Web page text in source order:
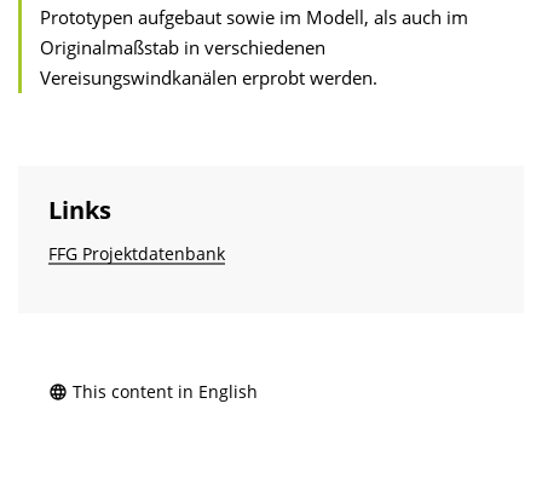
Prototypen aufgebaut sowie im Modell, als auch im
Originalmaßstab in verschiedenen
Vereisungswindkanälen erprobt werden.
Links
FFG Projektdatenbank
This content in English